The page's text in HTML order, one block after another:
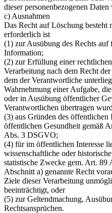
dieser personenbezogenen Daten
c) Ausnahmen
Das Recht auf Löschung besteht
erforderlich ist
(1) zur Ausübung des Rechts
Information;
(2) zur Erfüllung einer
Verarbeitung nach dem Recht
dem der Verantwortliche
Wahrnehmung einer Aufgabe,
oder in Ausübung öffentlicher
Verantwortlichen übertragen
(3) aus Gründen des öffentlichen
öffentlichen Gesundheit gemäß
Abs. 3 DSGVO;
(4) für im öffentlichen Interesse
wissenschaftliche oder
statistische Zwecke gem. Art.
Abschnitt a) genannte Recht
Ziele dieser Verarbeitung
beeinträchtigt, oder
(5) zur Geltendmachung,
Rechtsansprüchen.